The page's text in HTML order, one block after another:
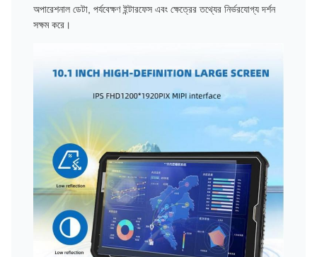
অপারেশনাল ডেটা, পর্যবেক্ষণ ইন্টারফেস এবং ক্ষেত্রের তথ্যের নির্ভরযোগ্য দর্শন
সক্ষম করে।